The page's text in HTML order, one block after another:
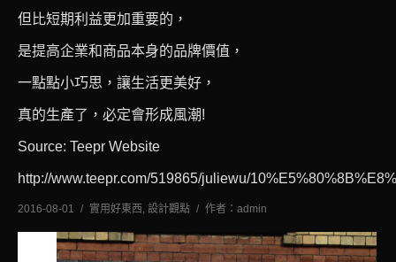
但比短期利益更加重要的，
是提高企業和商品本身的品牌價值，
一點點小巧思，讓生活更美好，
真的生產了，必定會形成風潮!
Source: Teepr Website
http://www.teepr.com/519865/juliewu/
2016-08-01 實用好東西, 設計觀點 作者： admin